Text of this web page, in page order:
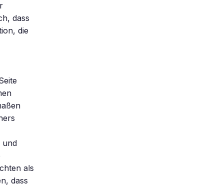
dass
die
und
als
dass